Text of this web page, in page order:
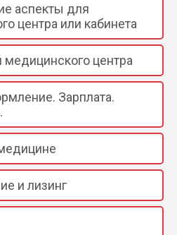
аспекты для
центра или кабинета
медицинского центра
Зарплата.
и лизинг